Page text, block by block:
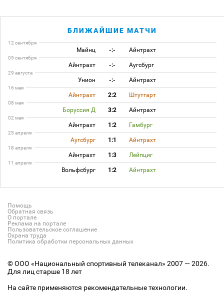
БЛИЖАЙШИЕ МАТЧИ
12 сентября
Майнц -:- Айнтрахт
05 сентября
Айнтрахт -:- Аугсбург
29 августа
Унион -:- Айнтрахт
16 мая
Айнтрахт 2:2 Штутгарт
08 мая
Боруссия Д 3:2 Айнтрахт
02 мая
Айнтрахт 1:2 Гамбург
25 апреля
Аугсбург 1:1 Айнтрахт
18 апреля
Айнтрахт 1:3 Лейпциг
11 апреля
Вольфсбург 1:2 Айнтрахт
Помощь
Обратная связь
О портале
Реклама на портале
Пользовательское соглашение
Охрана труда
Политика обработки персональных данных
© ООО «Национальный спортивный телеканал» 2007 — 2026.
Для лиц старше 18 лет
На сайте применяются рекомендательные технологии.